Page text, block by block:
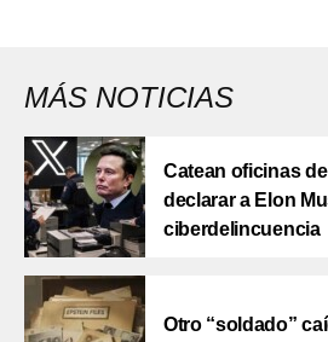
MÁS NOTICIAS
Catean oficinas
declarar a Elon
ciberdelincuencia
Otro “soldado”